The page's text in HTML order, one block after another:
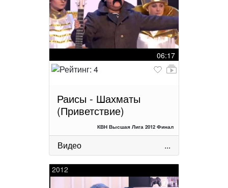
06:17
Раисы - Шахматы
(Приветствие)
КВН Высшая Лига 2012 Финал
Видео ...
2012